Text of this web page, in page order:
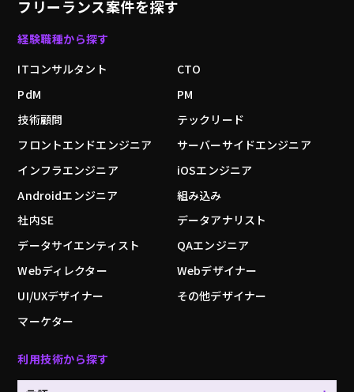
フリーランス案件を探す
経験職種から探す
ITコンサルタント
CTO
PdM
PM
技術顧問
テックリード
フロントエンドエンジニア
サーバーサイドエンジニア
インフラエンジニア
iOSエンジニア
Androidエンジニア
組み込み
社内SE
データアナリスト
データサイエンティスト
QAエンジニア
Webディレクター
Webデザイナー
UI/UXデザイナー
その他デザイナー
マーケター
利用技術から探す